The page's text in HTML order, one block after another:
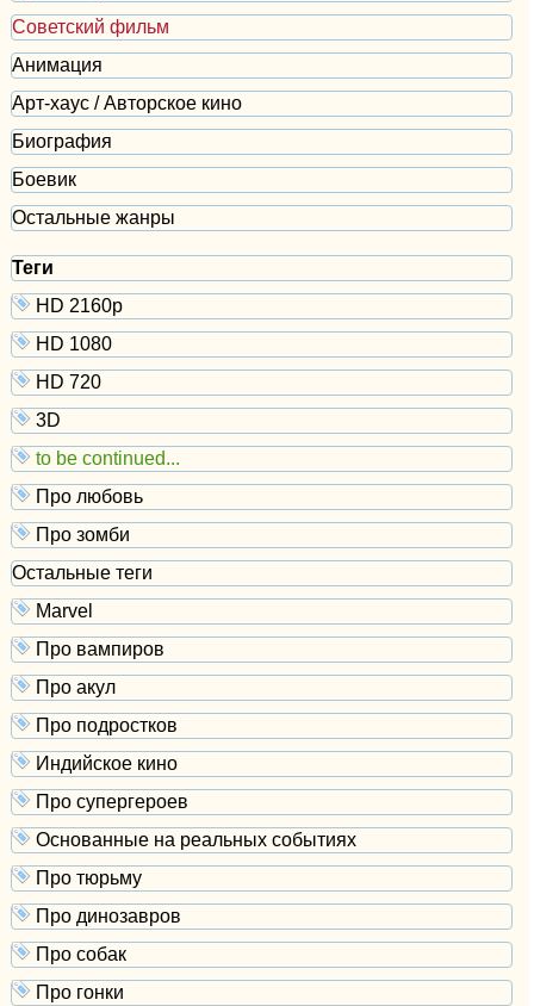
Советский фильм
Анимация
Арт-хаус / Авторское кино
Биография
Боевик
Остальные жанры
Теги
HD 2160р
HD 1080
HD 720
3D
to be continued...
Про любовь
Про зомби
Остальные теги
Marvel
Про вампиров
Про акул
Про подростков
Индийское кино
Про супергероев
Основанные на реальных событиях
Про тюрьму
Про динозавров
Про собак
Про гонки